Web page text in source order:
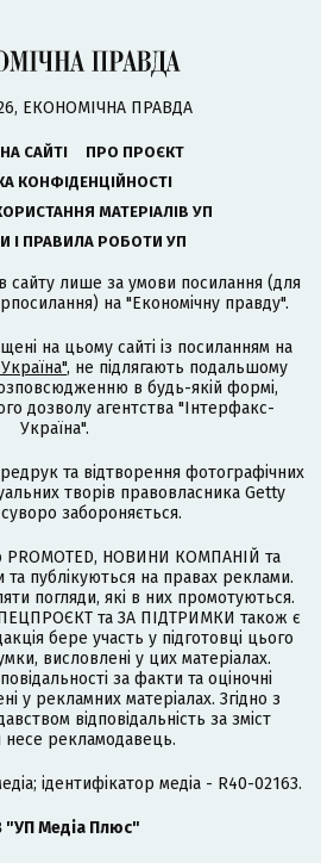
ЕКОНОМІЧНА ПРАВДА
САЙТІ
ПРО ПРОЄКТ
КОНФІДЕНЦІЙНОСТІ
МАТЕРІАЛІВ УП
І ПРАВИЛА РОБОТИ УП
сайту лише за умови посилання (для
на "Економічну правду".
на цьому сайті із посиланням на
, не підлягають подальшому
в будь-якій формі,
дозволу агентства "Інтерфакс-
Україна".
та відтворення фотографічних
творів правовласника Getty
забороняється.
PROMOTED, НОВИНИ КОМПАНІЙ та
публікуються на правах реклами.
погляди, які в них промотуються.
та ЗА ПІДТРИМКИ також є
бере участь у підготовці цього
висловлені у цих матеріалах.
за факти та оціночні
у рекламних матеріалах. Згідно з
відповідальність за зміст
несе рекламодавець.
ідентифікатор медіа - R40-02163.
"УП Медіа Плюс"